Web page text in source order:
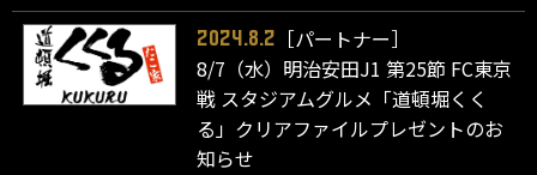
2024.8.2
［パートナー］
8/7（水）明治安田J1 第25節 FC東京
戦 スタジアムグルメ「道頓堀くく
る」クリアファイルプレゼントのお
知らせ